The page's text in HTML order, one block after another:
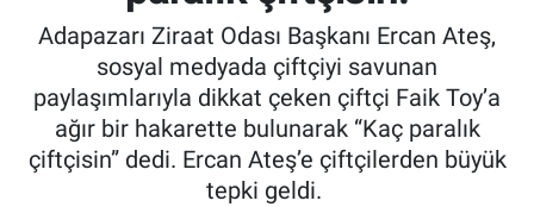
Adapazarı Ziraat Odası Başkanı Ercan Ateş,
sosyal medyada çiftçiyi savunan
paylaşımlarıyla dikkat çeken çiftçi Faik Toy’a
ağır bir hakarette bulunarak “Kaç paralık
çiftçisin” dedi. Ercan Ateş’e çiftçilerden büyük
tepki geldi.
Tarım Kredi Kooperatifleri
Pankobirlik
Haber Arşivi